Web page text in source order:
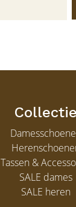
Collectie
Tassen &
SALE dames
SALE heren